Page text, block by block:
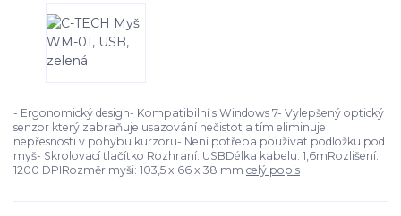
- Ergonomický design- Kompatibilní s Windows 7- Vylepšený optický
senzor který zabraňuje usazování nečistot a tím eliminuje
nepřesnosti v pohybu kurzoru- Není potřeba používat podložku pod
myš- Skrolovací tlačítko Rozhraní: USBDélka kabelu: 1,6mRozlišení:
1200 DPIRozměr myši: 103,5 x 66 x 38 mm celý popis